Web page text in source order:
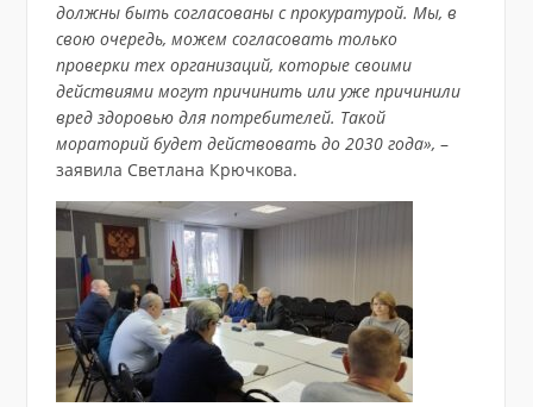
должны быть согласованы с прокуратурой. Мы, в
свою очередь, можем согласовать только
проверки тех организаций, которые своими
действиями могут причинить или уже причинили
вред здоровью для потребителей. Такой
мораторий будет действовать до 2030 года», –
заявила Светлана Крючкова.